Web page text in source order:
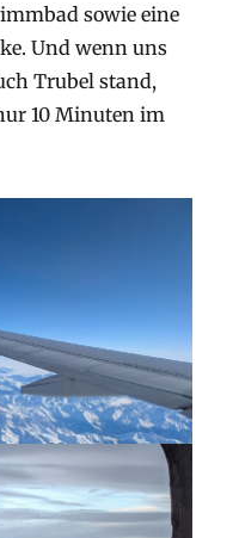
sowie eine
Und wenn uns
Trubel stand,
10 Minuten im